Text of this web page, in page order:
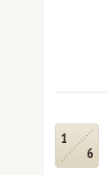
1
6